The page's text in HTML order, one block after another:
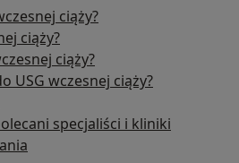
ciąży?
ciąży?
ciąży?
USG wczesnej ciąży?
specjaliści i kliniki